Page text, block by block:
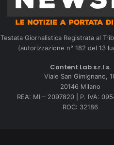
Testata Giornalistica Registrata al
(autorizzazione n° 182 del 13
Content Lab s.r.l.s.
Viale San Gimignano,
20146 Milano
REA: MI – 2097820 | P. IVA:
ROC: 32186